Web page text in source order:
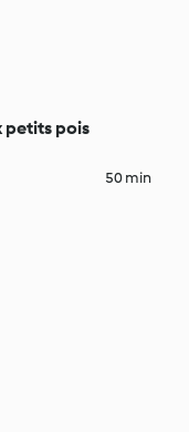
petits pois
50 min